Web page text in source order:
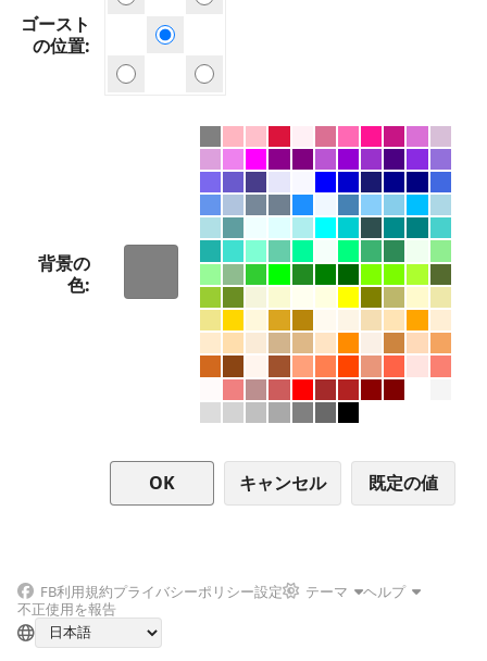
ゴースト
の位置
背景の
色
キャンセル
FB利用規約プライバシーポリシー設定 テーマ
ヘルプ
不正使用を報告